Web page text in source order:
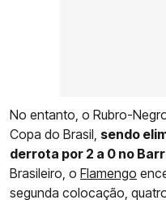
No entanto, o Rubro-
Copa do Brasil, sendo
derrota por 2 a 0 no
Brasileiro, o Flamengo
segunda colocação,